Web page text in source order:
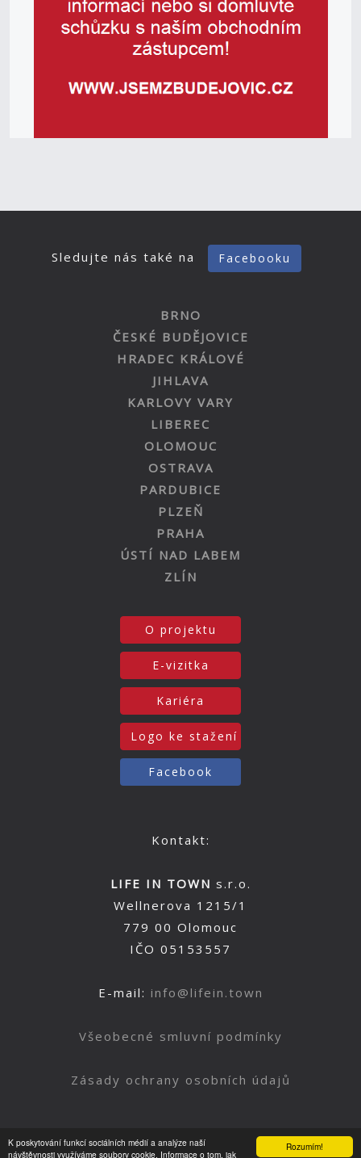
Rozumím!
K poskytování funkcí sociálních médií a analýze naší
návštěvnosti využíváme soubory cookie. Informace o tom, jak
Sledujte nás také na Facebooku
BRNO
ČESKÉ BUDĚJOVICE
HRADEC KRÁLOVÉ
JIHLAVA
KARLOVY VARY
LIBEREC
OLOMOUC
OSTRAVA
PARDUBICE
PLZEŇ
PRAHA
ÚSTÍ NAD LABEM
ZLÍN
O projektu
E-vizitka
Kariéra
Logo ke stažení
Facebook
Kontakt:
LIFE IN TOWN s.r.o.
Wellnerova 1215/1
779 00 Olomouc
IČO 05153557
E-mail: info@lifein.town
Všeobecné smluvní podmínky
Zásady ochrany osobních údajů